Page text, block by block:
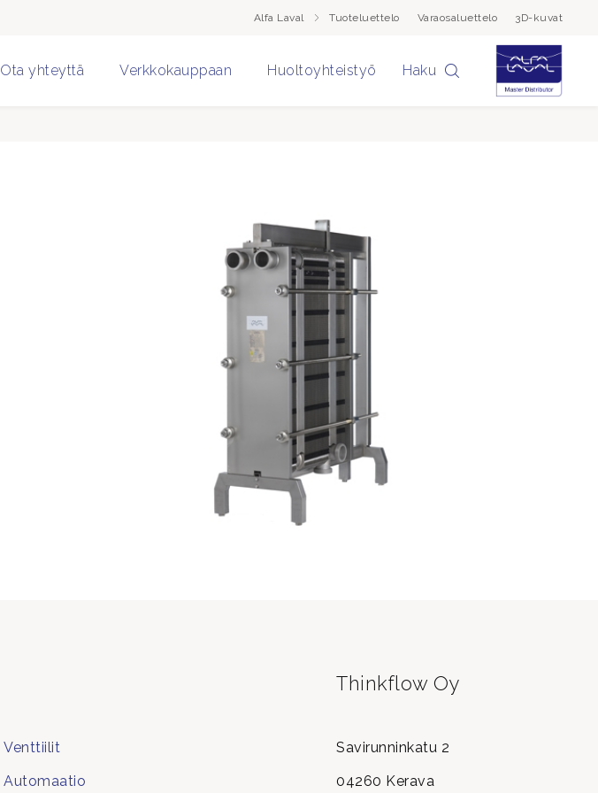
Alfa Laval Tuoteluettelo Varaosaluettelo 3D-kuvat
Ota yhteyttä Verkkokauppaan Huoltoyhteistyö Haku
Venttiilit
Automaatio
Thinkflow Oy
Savirunninkatu 2
04260 Kerava